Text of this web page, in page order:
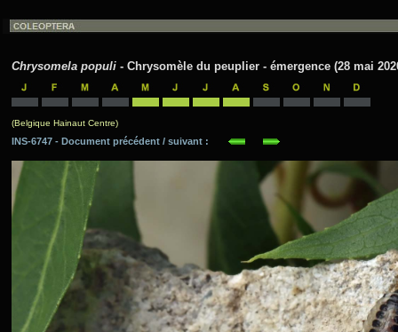
Chrysomela populi - Chrysomèle du peuplier - émergence (28 mai
(Belgique Hainaut Centre)
INS-6747 - Document précédent / suivant :